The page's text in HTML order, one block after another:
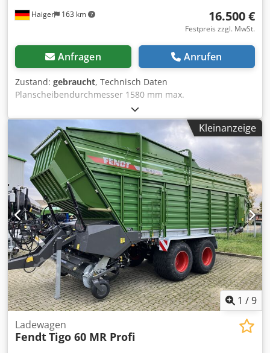
Haiger 163 km 16.500 €
Festpreis zzgl. MwSt.
Anfragen Anrufen
Zustand: gebraucht, Technisch Daten
Planscheibendurchmesser 1580 mm max.
Drehdurchmesser 1700 mm max. Drehhöhe
Querbalkensupport 1250 mm max. Drehhöhe
Seitensupport 1160 mm max. Planscheibenlast 12000 kg
max. Entfernung Planscheibe bis Querbalken-Unterkante
1210 mm max. Entfernung Planscheibe bis
Seitenstahlhalter-Unterkante 980 mm Djdswyn Ntopfx
Ahyowa max. Entfernung Planscheibe bis Revolverkopf-
Unterkante 1420 mm 18 Spindeldrehzahlen 2,8 - 140
U/min 18 Vorschubstufen 0,063 - 3,15 mm/U
Gesamtleistungsbedarf 55 kW Raumbedarf ca. 5300 x 3500
x 4100 mm Steuerung konventionell
Kleinanzeige
1 /9
Ladewagen
FendtTigo 60 MR Profi